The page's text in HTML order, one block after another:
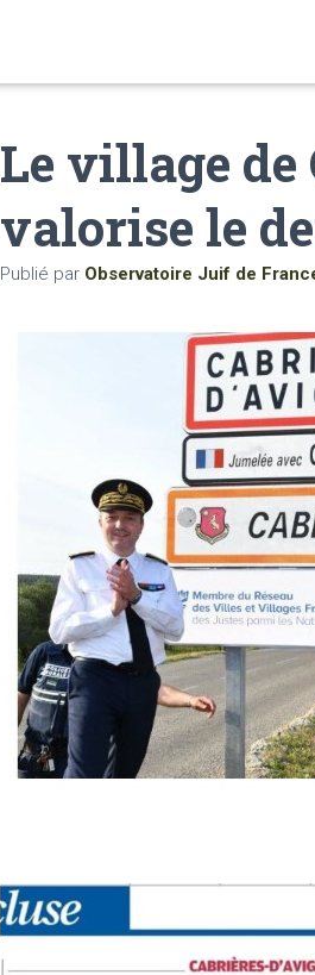
Le village de
valorise le
Publié par Observatoire Juif de